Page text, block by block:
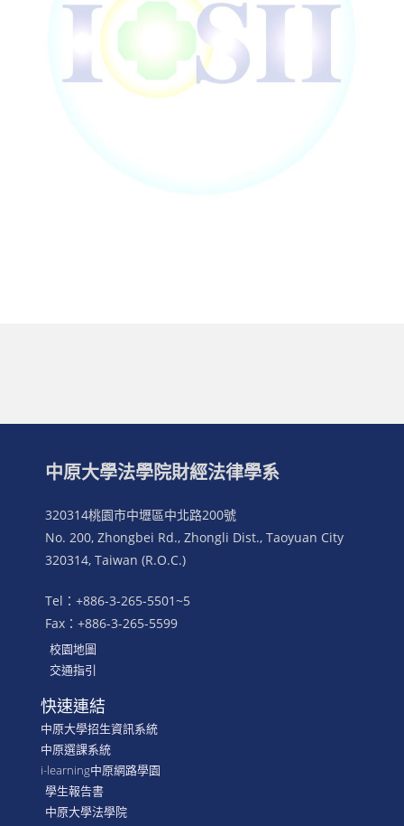
中原大學法學院財經法律學系
320314桃園市中壢區中北路200號
No. 200, Zhongbei Rd., Zhongli Dist., Taoyuan City
320314, Taiwan (R.O.C.)
Tel：+886-3-265-5501~5
Fax：+886-3-265-5599
校園地圖
交通指引
快速連結
中原大學招生資訊系統
中原選課系統
i-learning中原網路學園
學生報告書
中原大學法學院